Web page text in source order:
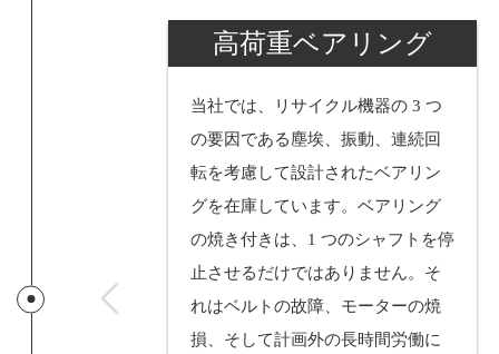
高荷重ベアリング
当社では、リサイクル機器の 3 つ
の要因である塵埃、振動、連続回
転を考慮して設計されたベアリン
グを在庫しています。ベアリング
の焼き付きは、1 つのシャフトを停
止させるだけではありません。そ
れはベルトの故障、モーターの焼
損、そして計画外の長時間労働に